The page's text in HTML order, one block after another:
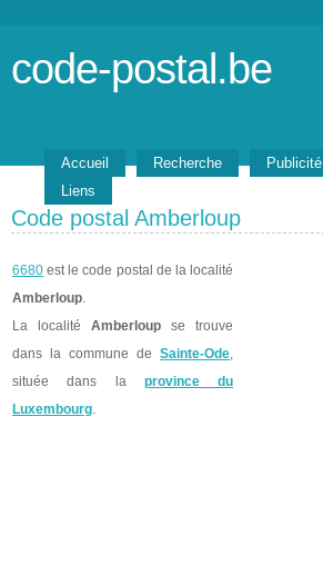
code-postal.be
Accueil Recherche Publicité
Liens
Code postal Amberloup
6680 est le code postal de la localité
Amberloup.
La localité Amberloup se trouve
dans la commune de Sainte-Ode,
située dans la province du
Luxembourg.